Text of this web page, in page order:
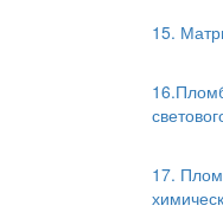
15.
17.